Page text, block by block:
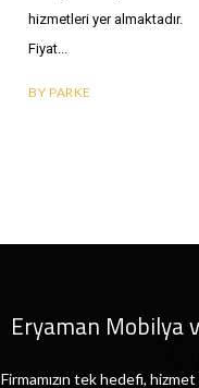
hizmetleri yer almaktadır.
Fiyat
BY PARKE
Eryaman Mobilya
Firmamızın tek hedefi,